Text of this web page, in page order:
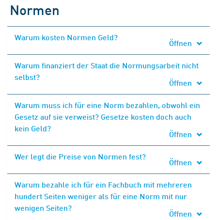
Normen
Warum kosten Normen Geld?
Öffnen
Warum finanziert der Staat die Normungsarbeit nicht
selbst?
Öffnen
Warum muss ich für eine Norm bezahlen, obwohl ein
Gesetz auf sie verweist? Gesetze kosten doch auch
kein Geld?
Öffnen
Wer legt die Preise von Normen fest?
Öffnen
Warum bezahle ich für ein Fachbuch mit mehreren
hundert Seiten weniger als für eine Norm mit nur
wenigen Seiten?
Öffnen